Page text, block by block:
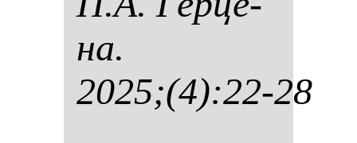
на.
2025;(4):22-28